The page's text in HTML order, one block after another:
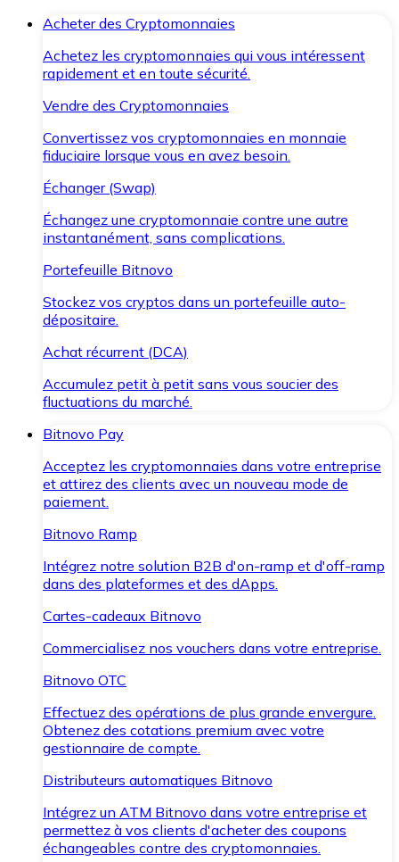
Acheter des Cryptomonnaies
Achetez les cryptomonnaies qui vous intéressent
rapidement et en toute sécurité.
Vendre des Cryptomonnaies
Convertissez vos cryptomonnaies en monnaie
fiduciaire lorsque vous en avez besoin.
Échanger (Swap)
Échangez une cryptomonnaie contre une autre
instantanément, sans complications.
Portefeuille Bitnovo
Stockez vos cryptos dans un portefeuille auto-
dépositaire.
Achat récurrent (DCA)
Accumulez petit à petit sans vous soucier des
fluctuations du marché.
Bitnovo Pay
Acceptez les cryptomonnaies dans votre entreprise
et attirez des clients avec un nouveau mode de
paiement.
Bitnovo Ramp
Intégrez notre solution B2B d'on-ramp et d'off-ramp
dans des plateformes et des dApps.
Cartes-cadeaux Bitnovo
Commercialisez nos vouchers dans votre entreprise.
Bitnovo OTC
Effectuez des opérations de plus grande envergure.
Obtenez des cotations premium avec votre
gestionnaire de compte.
Distributeurs automatiques Bitnovo
Intégrez un ATM Bitnovo dans votre entreprise et
permettez à vos clients d'acheter des coupons
échangeables contre des cryptomonnaies.